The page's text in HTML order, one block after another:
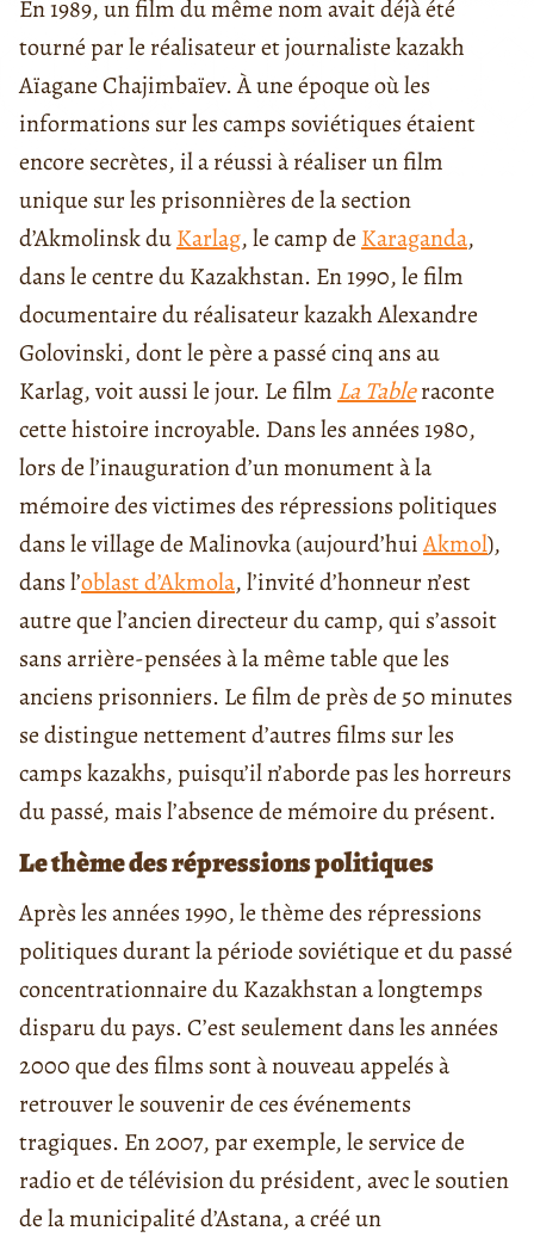
En 1989, un film du même nom avait déjà été
tourné par le réalisateur et journaliste kazakh
Aïagane Chajimbaïev. À une époque où les
informations sur les camps soviétiques étaient
encore secrètes, il a réussi à réaliser un film
unique sur les prisonnières de la section
d’Akmolinsk duKarlag, le camp de Karaganda,
dans le centre du Kazakhstan. En 1990, le film
documentaire du réalisateur kazakh Alexandre
Golovinski, dont le père a passé cinq ans au
Karlag, voit aussi le jour. Le film La Tableraconte
cette histoire incroyable. Dans les années 1980,
lors de l’inauguration d’un monument à la
mémoire des victimes des répressions politiques
dans le village de Malinovka (aujourd’huiAkmol),
dans l’oblast d’Akmola, l’invité d’honneur n’est
autre que l’ancien directeur du camp, qui s’assoit
sans arrière-pensées à la même table que les
anciens prisonniers. Le film de près de 50 minutes
se distingue nettement d’autres films sur les
camps kazakhs, puisqu’il n’aborde pas les horreurs
du passé, mais l’absence de mémoire du présent.
Le thème des répressions politiques
Après les années 1990, le thème des répressions
politiques durant la période soviétique et du passé
concentrationnaire du Kazakhstan a longtemps
disparu du pays. C’est seulement dans les années
2000 que des films sont à nouveau appelés à
retrouver le souvenir de ces événements
tragiques. En 2007, par exemple, le service de
radio et de télévision du président, avec le soutien
de la municipalité d’Astana, a créé un